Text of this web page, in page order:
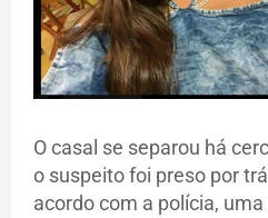
O casal se separou há
o suspeito foi preso por
acordo com a polícia,